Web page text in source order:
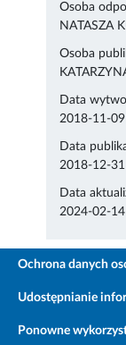
Osoba
NATASZA
Osoba
Data
2018-11-09
Data
2018-12-31
Data
2024-02-14
Ochrona danych
Udostępnianie
Ponowne